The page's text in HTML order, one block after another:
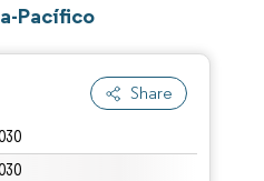
Pacífico
Share